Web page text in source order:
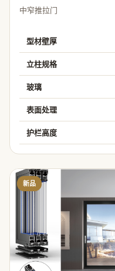
中窄推拉门
型材壁厚
立柱规格
玻璃
表面处理
护栏高度
新品